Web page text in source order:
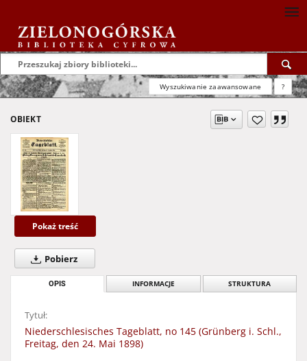
Wyszukiwanie zaawansowane ?
OBIEKT
Pokaż treść
Pobierz
OPIS INFORMACJE STRUKTURA
Tytuł:
Niederschlesisches Tageblatt, no 145 (Grünberg i. Schl.,
Freitag, den 24. Mai 1898)